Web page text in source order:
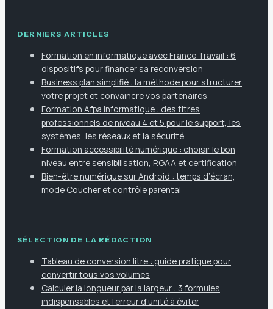
DERNIERS ARTICLES
Formation en informatique avec France Travail : 6
dispositifs pour financer sa reconversion
Business plan simplifié : la méthode pour structurer
votre projet et convaincre vos partenaires
Formation Afpa informatique : des titres
professionnels de niveau 4 et 5 pour le support, les
systèmes, les réseaux et la sécurité
Formation accessibilité numérique : choisir le bon
niveau entre sensibilisation, RGAA et certification
Bien-être numérique sur Android : temps d’écran,
mode Coucher et contrôle parental
SÉLECTION DE LA RÉDACTION
Tableau de conversion litre : guide pratique pour
convertir tous vos volumes
Calculer la longueur par la largeur : 3 formules
indispensables et l'erreur d'unité à éviter